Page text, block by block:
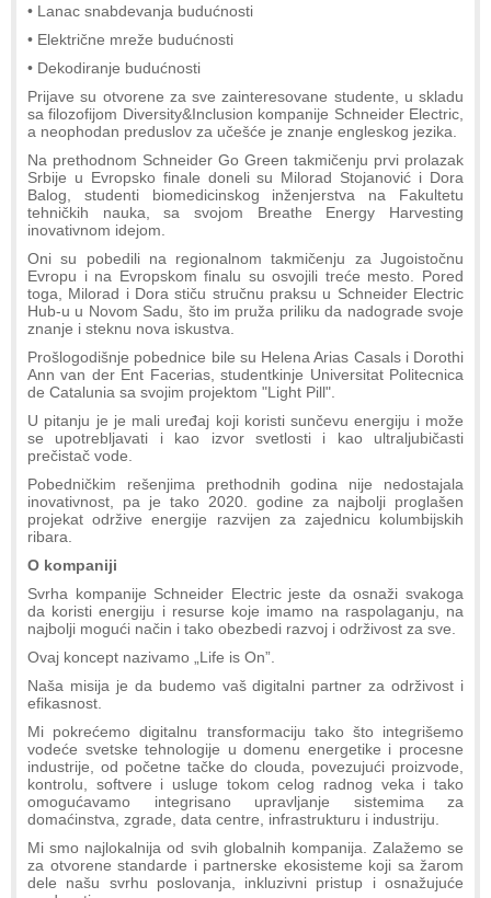
• Lanac snabdevanja budućnosti
• Električne mreže budućnosti
• Dekodiranje budućnosti
Prijave su otvorene za sve zainteresovane studente, u skladu
sa filozofijom Diversity&Inclusion kompanije Schneider Electric,
a neophodan preduslov za učešće je znanje engleskog jezika.
Na prethodnom Schneider Go Green takmičenju prvi prolazak
Srbije u Evropsko finale doneli su Milorad Stojanović i Dora
Balog, studenti biomedicinskog inženjerstva na Fakultetu
tehničkih nauka, sa svojom Breathe Energy Harvesting
inovativnom idejom.
Oni su pobedili na regionalnom takmičenju za Jugoistočnu
Evropu i na Evropskom finalu su osvojili treće mesto. Pored
toga, Milorad i Dora stiču stručnu praksu u Schneider Electric
Hub-u u Novom Sadu, što im pruža priliku da nadograde svoje
znanje i steknu nova iskustva.
Prošlogodišnje pobednice bile su Helena Arias Casals i Dorothi
Ann van der Ent Facerias, studentkinje Universitat Politecnica
de Catalunia sa svojim projektom "Light Pill".
U pitanju je je mali uređaj koji koristi sunčevu energiju i može
se upotrebljavati i kao izvor svetlosti i kao ultraljubičasti
prečistač vode.
Pobedničkim rešenjima prethodnih godina nije nedostajala
inovativnost, pa je tako 2020. godine za najbolji proglašen
projekat održive energije razvijen za zajednicu kolumbijskih
ribara.
O kompaniji
Svrha kompanije Schneider Electric jeste da osnaži svakoga
da koristi energiju i resurse koje imamo na raspolaganju, na
najbolji mogući način i tako obezbedi razvoj i održivost za sve.
Ovaj koncept nazivamo „Life is On”.
Naša misija je da budemo vaš digitalni partner za održivost i
efikasnost.
Mi pokrećemo digitalnu transformaciju tako što integrišemo
vodeće svetske tehnologije u domenu energetike i procesne
industrije, od početne tačke do clouda, povezujući proizvode,
kontrolu, softvere i usluge tokom celog radnog veka i tako
omogućavamo integrisano upravljanje sistemima za
domaćinstva, zgrade, data centre, infrastrukturu i industriju.
Mi smo najlokalnija od svih globalnih kompanija. Zalažemo se
za otvorene standarde i partnerske ekosisteme koji sa žarom
dele našu svrhu poslovanja, inkluzivni pristup i osnažujuće